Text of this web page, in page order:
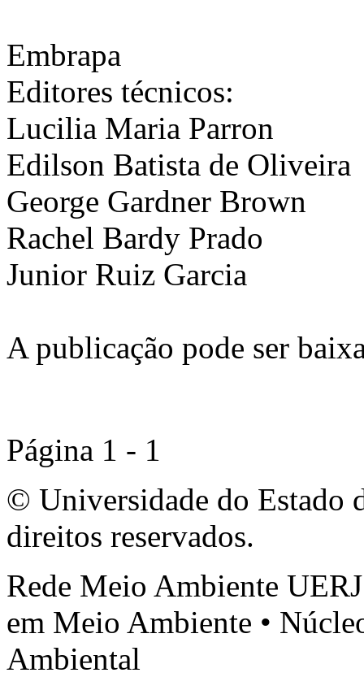
Embrapa
Editores técnicos:
Lucilia Maria Parron
Edilson Batista de Oliveira
George Gardner Brown
Rachel Bardy Prado
Junior Ruiz Garcia
A publicação pode ser
Página 1 - 1
© Universidade do Estado
direitos reservados.
Rede Meio Ambiente
em Meio Ambiente •
Ambiental